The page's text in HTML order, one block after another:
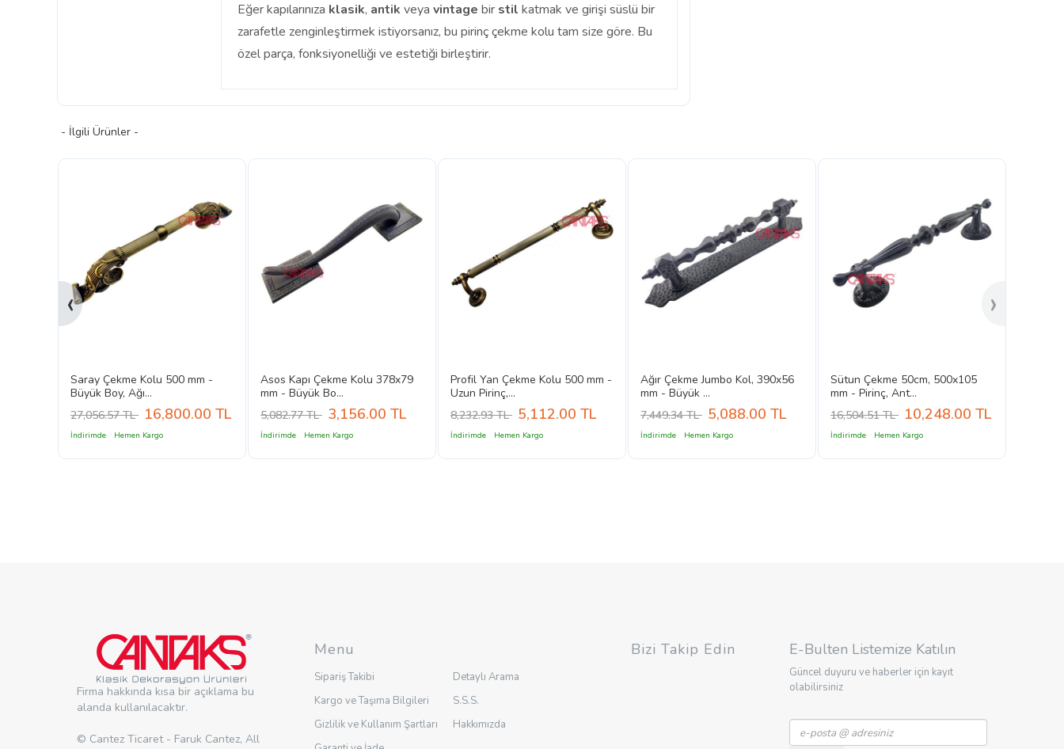
Eğer kapılarınıza klasik, antik veya vintage bir stil katmak ve girişi süslü bir
zarafetle zenginleştirmek istiyorsanız, bu pirinç çekme kolu tam size göre. Bu
özel parça, fonksiyonelliği ve estetiği birleştirir.
- İlgili Ürünler -
Saray Çekme Kolu 500 mm -
Büyük Boy, Ağı...
27,056.57 TL 16,800.00 TL
İndirimde Hemen Kargo
Asos Kapı Çekme Kolu 378x79
mm - Büyük Bo...
5,082.77 TL 3,156.00 TL
İndirimde Hemen Kargo
Profil Yan Çekme Kolu 500 mm -
Uzun Pirinç,...
8,232.93 TL 5,112.00 TL
İndirimde Hemen Kargo
Ağır Çekme Jumbo Kol, 390x56
mm - Büyük ...
7,449.34 TL 5,088.00 TL
İndirimde Hemen Kargo
Sütun Çekme 50cm, 500x105
mm - Pirinç, Ant...
16,504.51 TL 10,248.00 TL
İndirimde Hemen Kargo
‹ ›
Firma hakkında kısa bir açıklama bu
alanda kullanılacaktır.
© Cantez Ticaret - Faruk Cantez, All
Menu
Sipariş Takibi
Kargo ve Taşıma Bilgileri
Gizlilik ve Kullanım Şartları
Detaylı Arama
S.S.S.
Hakkımızda
Bizi Takip Edin E-Bulten Listemize Katılın
Güncel duyuru ve haberler için kayıt
olabilirsiniz